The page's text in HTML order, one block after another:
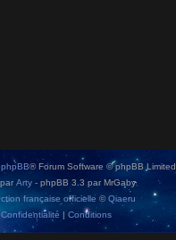
phpBB® Forum Software © phpBB Limited
Arty - phpBB 3.3 par MrGaby
française officielle ©Qiaeru
Confidentialité | Conditions